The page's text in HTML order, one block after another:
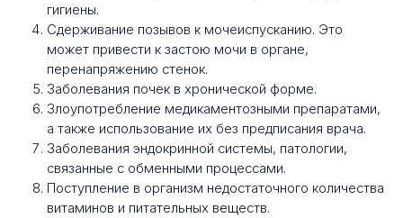
гигиены.
Сдерживание позывов к мочеиспусканию. Это
может привести к застою мочи в органе,
перенапряжению стенок.
Заболевания почек в хронической форме.
Злоупотребление медикаментозными препаратами,
а также использование их без предписания врача.
Заболевания эндокринной системы, патологии,
связанные с обменными процессами.
Поступление в организм недостаточного количества
витаминов и питательных веществ.